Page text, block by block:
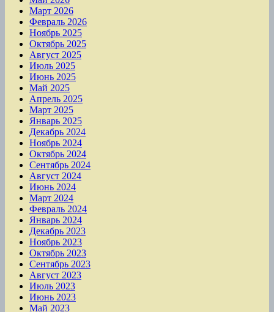
Март 2026
Февраль 2026
Ноябрь 2025
Октябрь 2025
Август 2025
Июль 2025
Июнь 2025
Май 2025
Апрель 2025
Март 2025
Январь 2025
Декабрь 2024
Ноябрь 2024
Октябрь 2024
Сентябрь 2024
Август 2024
Июнь 2024
Март 2024
Февраль 2024
Январь 2024
Декабрь 2023
Ноябрь 2023
Октябрь 2023
Сентябрь 2023
Август 2023
Июль 2023
Июнь 2023
Май 2023